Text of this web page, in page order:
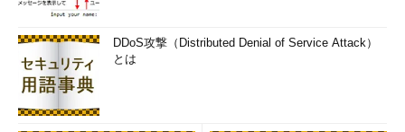
DDoS攻撃（Distributed Denial of Service Attack）
とは